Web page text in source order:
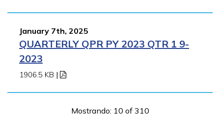
January 7th, 2025
QUARTERLY QPR PY 2023 QTR 1 9-
2023
1906.5 KB |
Mostrando: 10 of 310